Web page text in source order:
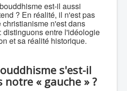
est-il aussi
? En réalité, il n'est pas
n'est dans
distinguons entre l'idéologie
et sa réalité historique.
s'est-il
« gauche » ?